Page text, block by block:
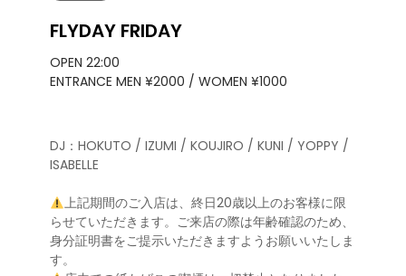
FLYDAY FRIDAY
OPEN 22:00
ENTRANCE MEN ¥2000 / WOMEN ¥1000
DJ：HOKUTO / IZUMI / KOUJIRO / KUNI / YOPPY /
ISABELLE
上記期間のご入店は、終日20歳以上のお客様に限
らせていただきます。ご来店の際は年齢確認のため、
身分証明書をご提示いただきますようお願いいたしま
す。